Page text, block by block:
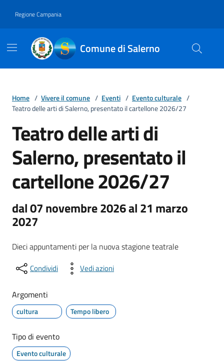
Regione Campania
Comune di Salerno
Home / Vivere il comune / Eventi / Evento culturale /
Teatro delle arti di Salerno, presentato il cartellone 2026/27
Teatro delle arti di
Salerno, presentato il
cartellone 2026/27
dal 07 novembre 2026 al 21 marzo
2027
Dieci appuntamenti per la nuova stagione teatrale
Condividi Vedi azioni
Argomenti
cultura Tempo libero
Tipo di evento
Evento culturale